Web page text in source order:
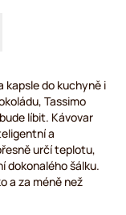
kapsle do kuchyně i
Tassimo
líbit. Kávovar
a
určí teplotu,
dokonalého šálku.
a za méně než